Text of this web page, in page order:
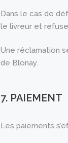
Dans le cas de
le livreur et
Une réclamation
de Blonay.
7. PAIEMENT
Les paiements